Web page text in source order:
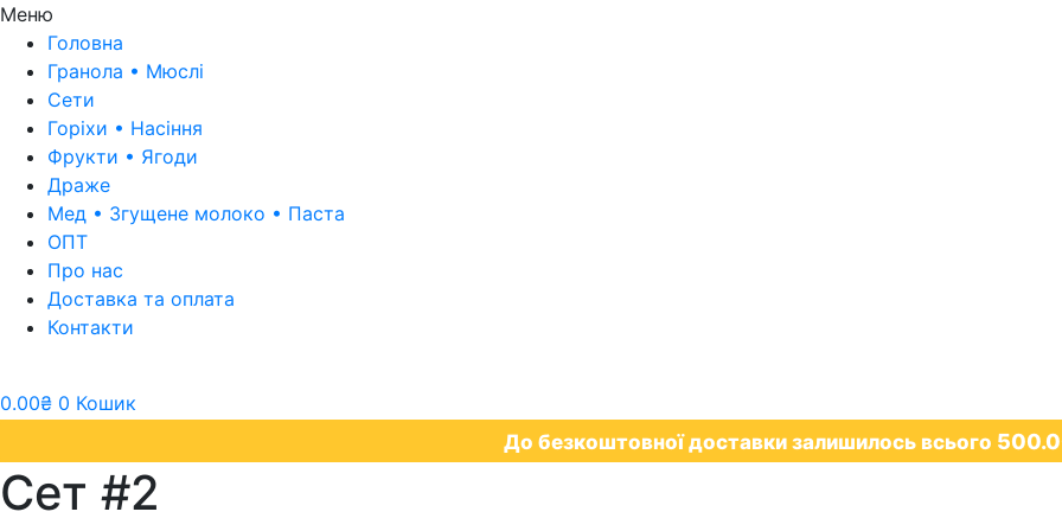
Меню
Головна
Гранола • Мюслі
Сети
Горіхи • Насіння​
Фрукти • Ягоди
Драже
Мед • Згущене молоко • Паста
ОПТ
Про нас
Доставка та оплата
Контакти
0.00₴ 0 Кошик
До безкоштовної доставки залишилось всього
Сет #2